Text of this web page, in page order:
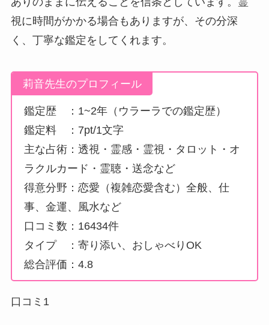
視に時間がかかる場合もありますが、その分深
く、丁寧な鑑定をしてくれます。
莉音先生のプロフィール
鑑定歴 ：1~2年（ウラーラでの鑑定歴）
鑑定料 ：7pt/1文字
主な占術：透視・霊感・霊視・タロット・オ
ラクルカード・霊聴・送念など
得意分野：恋愛（複雑恋愛含む）全般、仕
事、金運、風水など
口コミ数：16434件
タイプ ：寄り添い、おしゃべりOK
総合評価：4.8
口コミ1